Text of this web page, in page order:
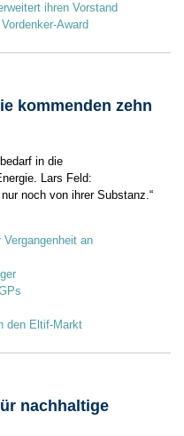
ihren Vorstand
Award
kommenden zehn
in die
Lars Feld:
noch von ihrer Substanz.“
an
den Eltif-Markt
nachhaltige